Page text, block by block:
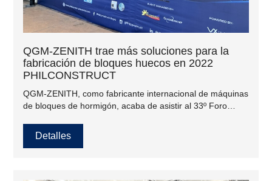
QGM-ZENITH trae más soluciones para la
fabricación de bloques huecos en 2022
PHILCONSTRUCT
QGM-ZENITH, como fabricante internacional de máquinas
de bloques de hormigón, acaba de asistir al 33º Foro
construcción, exhibición de productos para interiores y
exteriores, conocido como PHILCONSTRUCT, del 3 al 6
Detalles